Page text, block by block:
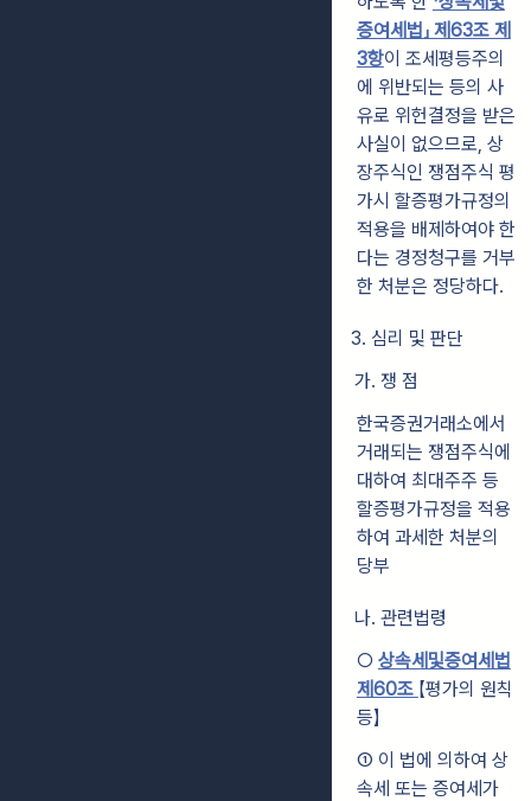
증여세법」 제63조 제
3항이 조세평등주의
에 위반되는 등의 사
유로 위헌결정을 받은
사실이 없으므로, 상
장주식인 쟁점주식 평
가시 할증평가규정의
적용을 배제하여야 한
다는 경정청구를 거부
한 처분은 정당하다.
3. 심리 및 판단
가. 쟁 점
한국증권거래소에서
거래되는 쟁점주식에
대하여 최대주주 등
할증평가규정을 적용
하여 과세한 처분의
당부
나. 관련법령
○ 상속세및증여세법
제60조 【평가의 원칙
등】
① 이 법에 의하여 상
속세 또는 증여세가